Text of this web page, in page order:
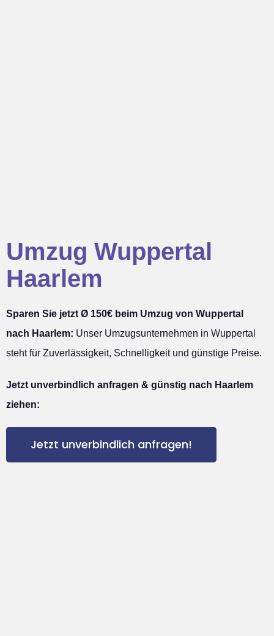
Umzug Wuppertal
Haarlem
Sparen Sie jetzt Ø 150€ beim Umzug von Wuppertal
nach Haarlem: Unser Umzugsunternehmen in Wuppertal
steht für Zuverlässigkeit, Schnelligkeit und günstige Preise.
Jetzt unverbindlich anfragen & günstig nach Haarlem
ziehen:
Jetzt unverbindlich anfragen!